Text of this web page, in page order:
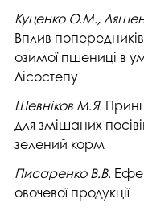
Куценко О.М.,
Вплив попередників
озимої пшениці в
Лісостепу
Шевніков М.Я.
для змішаних
зелений корм
Писаренко В.В.
овочевої продукції